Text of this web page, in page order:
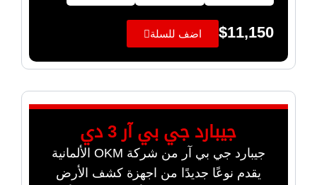
$11,150 اضف للسلة
جيبارد جي بي آر 3 دي
جيبارد جي بي آر من شركة OKM الألمانية
يقدم نوعًا جديدًا من اجهزة كشف الأرض